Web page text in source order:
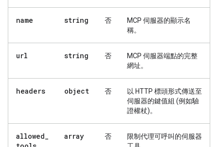
name string 否
MCP 伺服器的顯示名
稱。
url string 否
MCP 伺服器端點的完整
網址。
headers object 否
以 HTTP 標頭形式傳送至
伺服器的鍵值組 (例如驗
證權杖)。
allowed_
array 否
限制代理可呼叫的伺服器